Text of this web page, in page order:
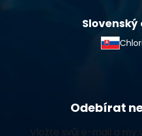
Odebírat
Vložte svůj e-mail a